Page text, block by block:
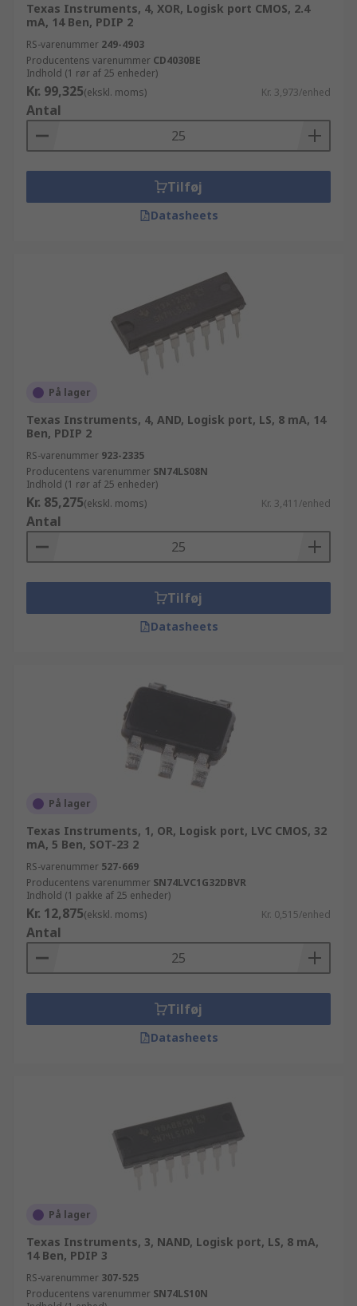
Texas Instruments, 4, XOR, Logisk port CMOS, 2.4
mA, 14 Ben, PDIP 2
RS-varenummer 249-4903
Producentens varenummer CD4030BE
Indhold (1 rør af 25 enheder)
Kr. 99,325(ekskl. moms) Kr. 3,973/enhed
Antal
Tilføj
Datasheets
På lager
Texas Instruments, 4, AND, Logisk port, LS, 8 mA, 14
Ben, PDIP 2
RS-varenummer 923-2335
Producentens varenummer SN74LS08N
Indhold (1 rør af 25 enheder)
Kr. 85,275(ekskl. moms) Kr. 3,411/enhed
Antal
Tilføj
Datasheets
På lager
Texas Instruments, 1, OR, Logisk port, LVC CMOS, 32
mA, 5 Ben, SOT-23 2
RS-varenummer 527-669
Producentens varenummer SN74LVC1G32DBVR
Indhold (1 pakke af 25 enheder)
Kr. 12,875(ekskl. moms) Kr. 0,515/enhed
Antal
Tilføj
Datasheets
På lager
Texas Instruments, 3, NAND, Logisk port, LS, 8 mA,
14 Ben, PDIP 3
RS-varenummer 307-525
Producentens varenummer SN74LS10N